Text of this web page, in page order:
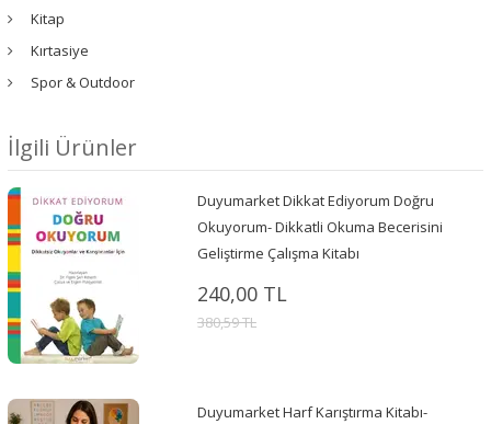
Kitap
Kırtasiye
Spor & Outdoor
İlgili Ürünler
Duyumarket Dikkat Ediyorum Doğru
Okuyorum- Dikkatli Okuma Becerisini
Geliştirme Çalışma Kitabı
240,00 TL
380,59 TL
Duyumarket Harf Karıştırma Kitabı-